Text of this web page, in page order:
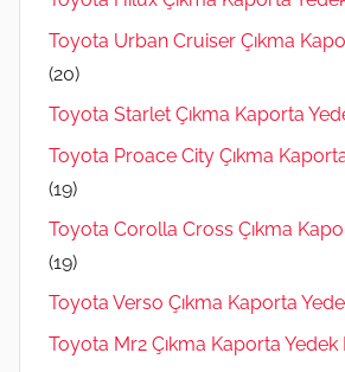
Toyota Urban Cruiser Çıkma
(20)
Toyota Starlet Çıkma Kaporta
Toyota Proace City Çıkma
(19)
Toyota Corolla Cross Çıkma
(19)
Toyota Verso Çıkma Kaporta
Toyota Mr2 Çıkma Kaporta Yedek